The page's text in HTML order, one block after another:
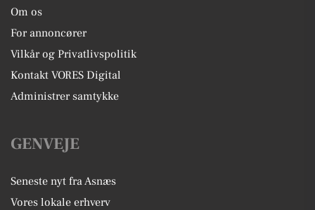
Om os
For annoncører
Vilkår og Privatlivspolitik
Kontakt VORES Digital
Administrer samtykke
GENVEJE
Seneste nyt fra Asnæs
Vores lokale erhverv